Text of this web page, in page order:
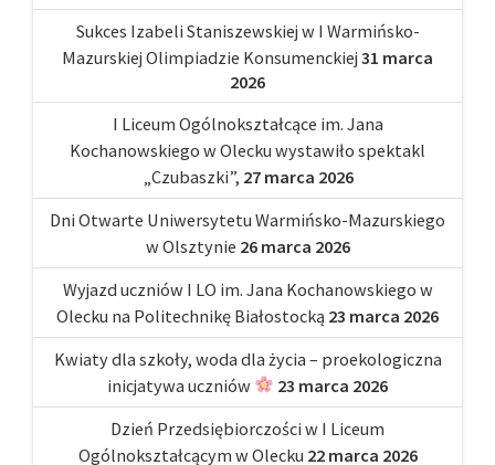
Sukces Izabeli Staniszewskiej w I Warmińsko-
Mazurskiej Olimpiadzie Konsumenckiej 31 marca
2026
I Liceum Ogólnokształcące im. Jana
Kochanowskiego w Olecku wystawiło spektakl
„Czubaszki”, 27 marca 2026
Dni Otwarte Uniwersytetu Warmińsko-Mazurskiego
w Olsztynie 26 marca 2026
Wyjazd uczniów I LO im. Jana Kochanowskiego w
Olecku na Politechnikę Białostocką 23 marca 2026
Kwiaty dla szkoły, woda dla życia – proekologiczna
inicjatywa uczniów
23 marca 2026
Dzień Przedsiębiorczości w I Liceum
Ogólnokształcącym w Olecku 22 marca 2026